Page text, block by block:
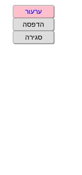
ערעור
הדפסה
סגירה